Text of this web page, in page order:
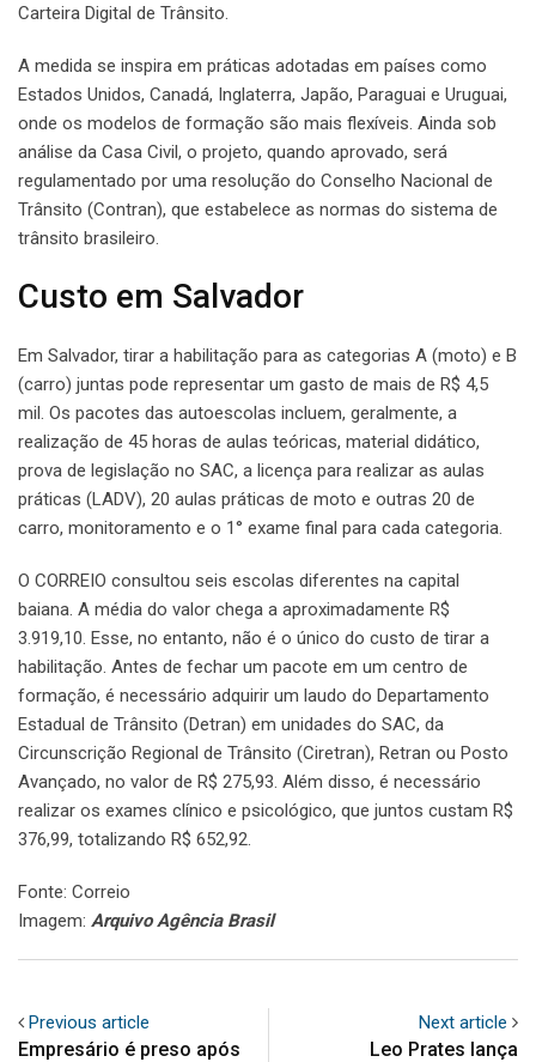
Carteira Digital de Trânsito.
A medida se inspira em práticas adotadas em países como
Estados Unidos, Canadá, Inglaterra, Japão, Paraguai e Uruguai,
onde os modelos de formação são mais flexíveis. Ainda sob
análise da Casa Civil, o projeto, quando aprovado, será
regulamentado por uma resolução do Conselho Nacional de
Trânsito (Contran), que estabelece as normas do sistema de
trânsito brasileiro.
Custo em Salvador
Em Salvador, tirar a habilitação para as categorias A (moto) e B
(carro) juntas pode representar um gasto de mais de R$ 4,5
mil. Os pacotes das autoescolas incluem, geralmente, a
realização de 45 horas de aulas teóricas, material didático,
prova de legislação no SAC, a licença para realizar as aulas
práticas (LADV), 20 aulas práticas de moto e outras 20 de
carro, monitoramento e o 1° exame final para cada categoria.
O CORREIO consultou seis escolas diferentes na capital
baiana. A média do valor chega a aproximadamente R$
3.919,10. Esse, no entanto, não é o único do custo de tirar a
habilitação. Antes de fechar um pacote em um centro de
formação, é necessário adquirir um laudo do Departamento
Estadual de Trânsito (Detran) em unidades do SAC, da
Circunscrição Regional de Trânsito (Ciretran), Retran ou Posto
Avançado, no valor de R$ 275,93. Além disso, é necessário
realizar os exames clínico e psicológico, que juntos custam R$
376,99, totalizando R$ 652,92.
Fonte: Correio
Imagem: Arquivo Agência Brasil
Previous article
Empresário é preso após
Next article
Leo Prates lança